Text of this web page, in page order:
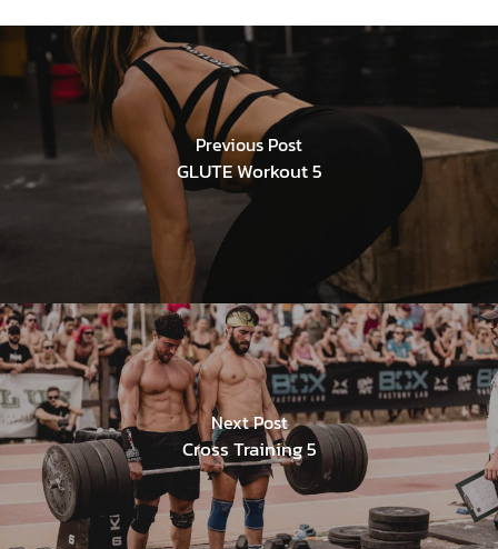
Previous Post
GLUTE Workout 5
Next Post
Cross Training 5